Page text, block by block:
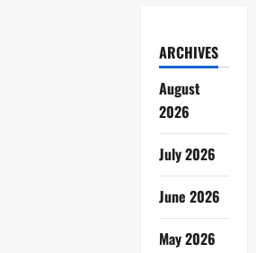
ARCHIVES
August
2026
July 2026
June 2026
May 2026